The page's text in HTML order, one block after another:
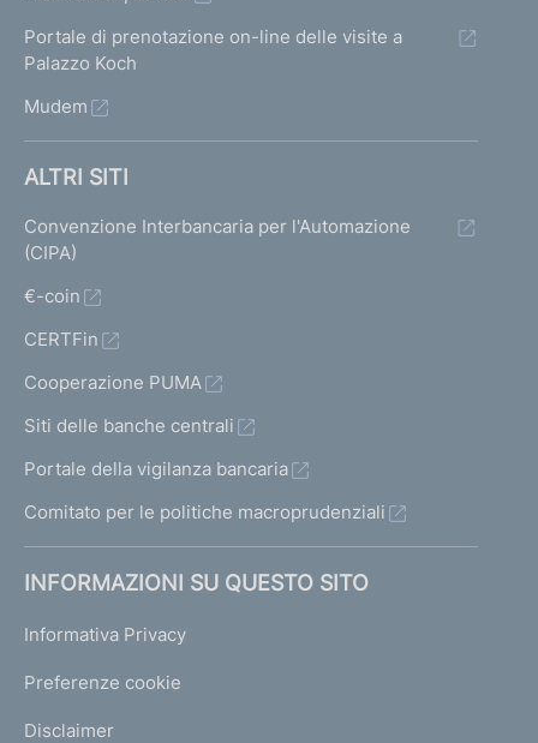
Portale di prenotazione on-line delle visite a
Palazzo Koch
Mudem
ALTRI SITI
Convenzione Interbancaria per l'Automazione
(CIPA)
€-coin
CERTFin
Cooperazione PUMA
Siti delle banche centrali
Portale della vigilanza bancaria
Comitato per le politiche macroprudenziali
INFORMAZIONI SU QUESTO SITO
Informativa Privacy
Preferenze cookie
Disclaimer